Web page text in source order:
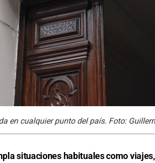
en cualquier punto del país. Foto:
situaciones habituales como